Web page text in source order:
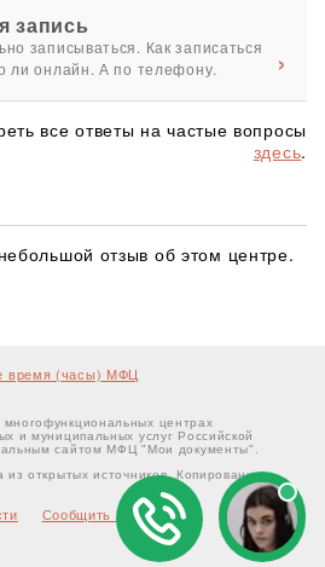
запись
записываться. Как записаться
онлайн. А по телефону.
все ответы на частые вопросы
здесь.
отзыв об этом центре.
время (часы) МФЦ
центрах
и муниципальных услуг Российской
сайтом МФЦ "Мои документы".
открытых источников. Копирование
Сообщить об ошибке